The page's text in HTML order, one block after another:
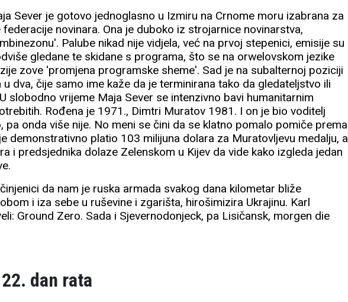
Sever je gotovo jednoglasno u Izmiru na Crnome moru izabrana za
novinara. Ona je duboko iz strojarnice novinarstva,
Palube nikad nije vidjela, već na prvoj stepenici, emisije su
gledane te skidane s programa, što se na orwelovskom jezike
zove 'promjena programske sheme'. Sad je na subalternoj poziciji
dva, čije samo ime kaže da je terminirana tako da gledateljstvo ili
slobodno vrijeme Maja Sever se intenzivno bavi humanitarnim
Rođena je 1971., Dimtri Muratov 1981. I on je bio voditelj
pa onda više nije. No meni se čini da se klatno pomalo pomiče prema
demonstrativno platio 103 milijuna dolara za Muratovljevu medalju, a
i predsjednika dolaze Zelenskom u Kijev da vide kako izgleda jedan
da nam je ruska armada svakog dana kilometar bliže
i iza sebe u ruševine i zgarišta, hirošimizira Ukrajinu. Karl
Ground Zero. Sada i Sjevernodonjeck, pa Lisičansk, morgen die
dan rata